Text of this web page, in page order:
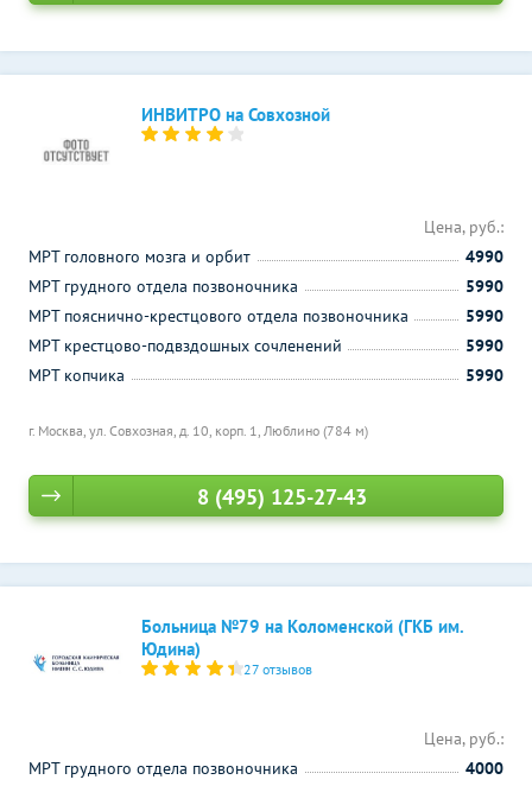
ИНВИТРО на Совхозной
г. Москва, ул. Совхозная, д. 10, корп. 1, Люблино (784 м)
Цена, руб.:
МРТ головного мозга и орбит
4990
МРТ грудного отдела позвоночника
5990
МРТ пояснично-крестцового отдела позвоночника
5990
МРТ крестцово-подвздошных сочленений
5990
МРТ копчика
5990
8 (495) 125-27-43
Больница №79 на Коломенской (ГКБ им.
Юдина)
27 отзывов
Цена, руб.:
МРТ грудного отдела позвоночника
4000